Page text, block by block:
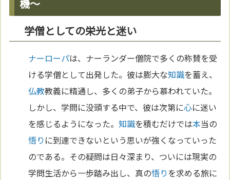
機〜
学僧としての栄光と迷い
ナーローパは、ナーランダー僧院で多くの称賛を受
ける学僧として出発した。彼は膨大な知識を蓄え、
仏教教義に精通し、多くの弟子から慕われていた。
しかし、学問に没頭する中で、彼は次第に心に迷い
を感じるようになった。知識を積むだけでは本当の
悟り に到達できないという思いが強くなっていった
のである。その疑問は日々深まり、ついには現実の
学問生活から一歩踏み出し、真の悟りを求める旅に